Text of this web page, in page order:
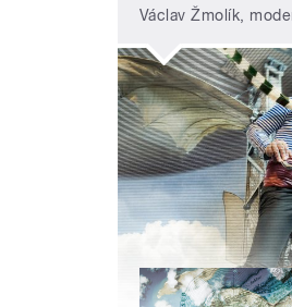
Václav Žmolík,